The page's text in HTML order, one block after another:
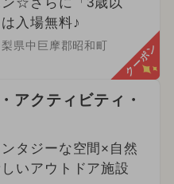
ン☆さらに「3歳以
入場無料♪
梨県中巨摩郡昭和町 クーポン
アクティビティ・
タジーな空間×自然
いアウトドア施設